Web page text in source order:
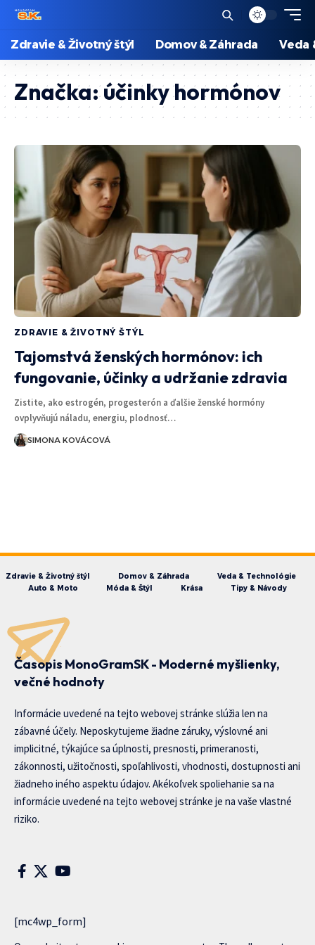
Zdravie & Životný štýl Domov & Záhrada Veda
Značka:účinky hormónov
ZDRAVIE & ŽIVOTNÝ ŠTÝL
Tajomstvá ženských hormónov: ich
fungovanie, účinky a udržanie zdravia
Zistite, ako estrogén, progesterón a ďalšie ženské hormóny
ovplyvňujú náladu, energiu, plodnosť…
SIMONA KOVÁCOVÁ
Zdravie & Životný štýl Domov & Záhrada
Veda & Technológie
Auto & Moto
Móda & Štýl Krása Tipy & Návody
Časopis MonoGramSK - Moderné myšlienky,
večné hodnoty
Informácie uvedené na tejto webovej stránke slúžia len na
zábavné účely. Neposkytujeme žiadne záruky, výslovné ani
implicitné, týkajúce sa úplnosti, presnosti, primeranosti,
zákonnosti, užitočnosti, spoľahlivosti, vhodnosti, dostupnosti ani
žiadneho iného aspektu údajov. Akékoľvek spoliehanie sa na
informácie uvedené na tejto webovej stránke je na vaše vlastné
riziko.
[mc4wp_form]